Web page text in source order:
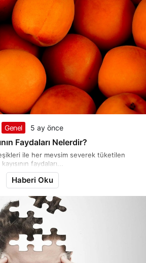
Genel 5 ay önce
Faydaları Nelerdir?
ile her mevsim severek tüketilen
kayısının faydaları...
Haberi Oku